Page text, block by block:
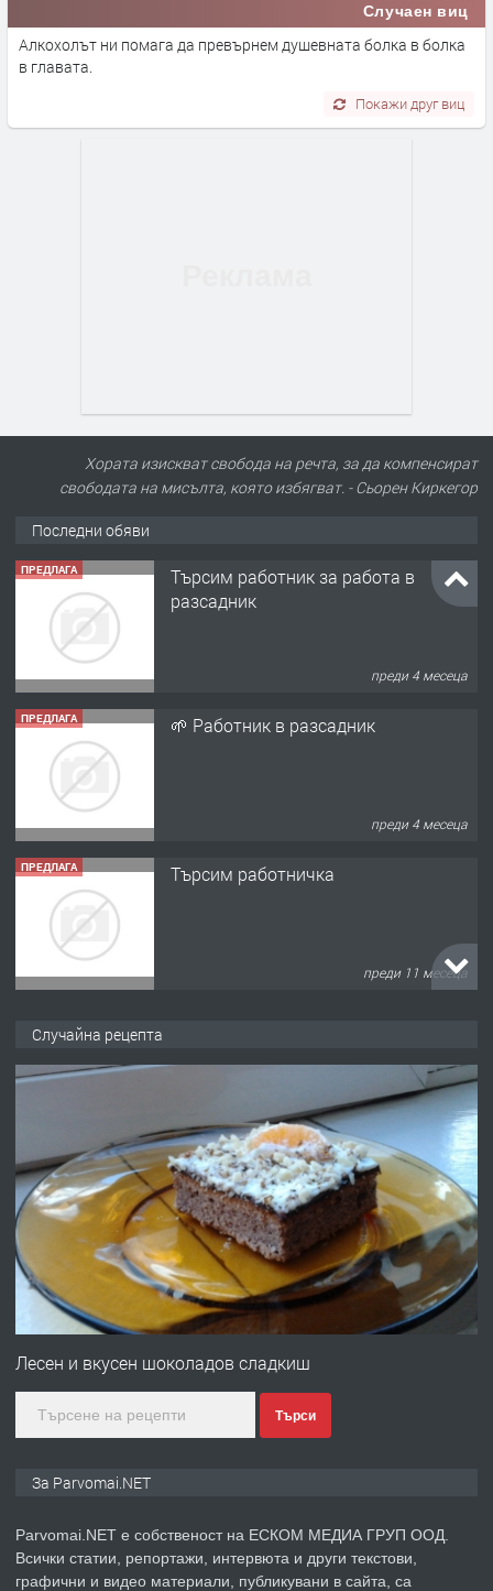
Случаен виц
Алкохолът ни помага да превърнем душевната болка в болка
в главата.
Покажи друг виц
Хората изискват свобода на речта, за да компенсират
свободата на мисълта, която избягват. - Сьорен Киркегор
Последни обяви
ПРЕДЛАГА
Търсим работник за работа в
разсадник
преди 4 месеца
ПРЕДЛАГА 🌱 Работник в разсадник
преди 4 месеца
ПРЕДЛАГА Търсим работничка
преди 11 месеца
преди 1 година
ПРЕДЛАГА Работа за общи работници
преди 1 година
ПРЕДЛАГА
Първи поход "По стъпките на Ангел
преди 1 година
Случайна рецепта
Лесен и вкусен шоколадов сладкиш
Търси
За Parvomai.NET
Parvomai.NET е собственост на ЕСКОМ МЕДИА ГРУП ООД.
Всички статии, репортажи, интервюта и други текстови,
графични и видео материали, публикувани в сайта, са